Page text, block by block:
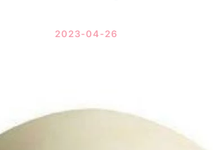
2023-04-26